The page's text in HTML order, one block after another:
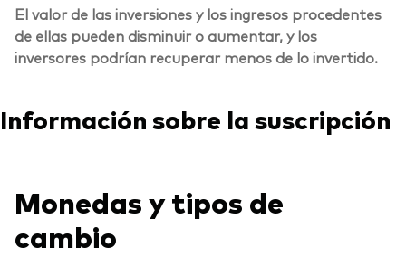
El valor de las inversiones y los ingresos procedentes
de ellas pueden disminuir o aumentar, y los
inversores podrían recuperar menos de lo invertido.
Información sobre la suscripción
Monedas y tipos de
cambio